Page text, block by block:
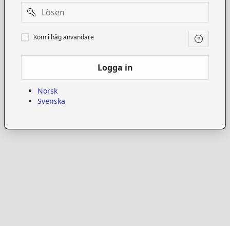
Password
Kom
i
Kom i håg användare
Logga in
Norsk
Svenska